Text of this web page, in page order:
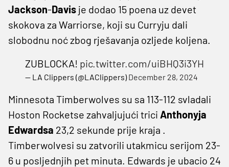
Jackson-Davis je dodao 15 poena uz devet
skokova za Warriorse, koji su Curryju dali
slobodnu noć zbog rješavanja ozljede koljena.
ZUBLOCKA! pic.twitter.com/uiBHQ3i3YH
— LA Clippers (@LAClippers)December 28, 2024
Minnesota Timberwolves su sa 113-112 svladali
Hoston Rocketse zahvaljujući trici Anthonyja
Edwardsa 23,2 sekunde prije kraja .
Timberwolvesi su zatvorili utakmicu serijom 23-
6 u posljednjih pet minuta. Edwards je ubacio 24